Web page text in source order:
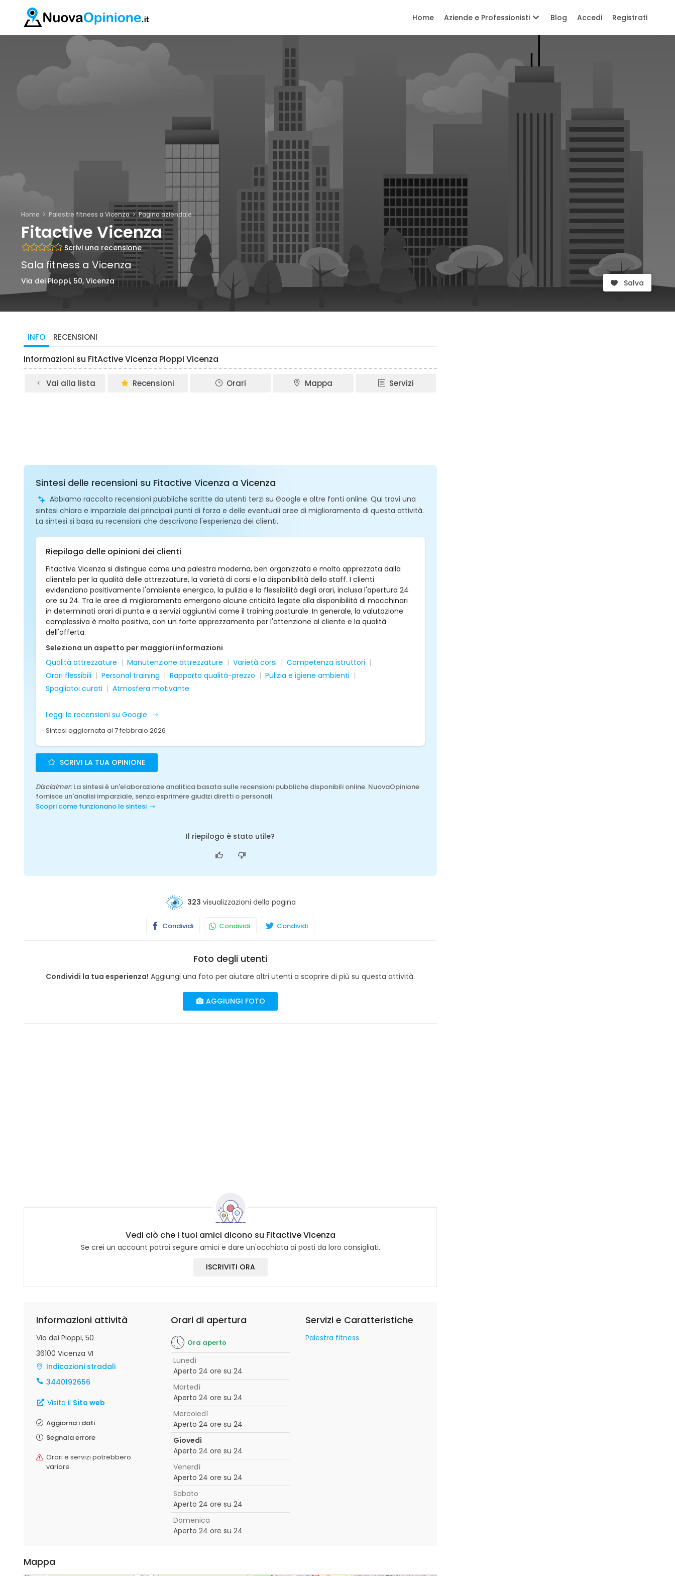
Home Aziende e Professionisti Blog Accedi Registrati
Home Palestre fitness a Vicenza Pagina aziendale
Fitactive Vicenza
Scrivi una recensione
Sala fitness a Vicenza
Via dei Pioppi, 50, Vicenza Salva
INFO RECENSIONI
Informazioni su FitActive Vicenza Pioppi Vicenza
Vai alla lista Recensioni Orari Mappa Servizi
Sintesi delle recensioni su Fitactive Vicenza a Vicenza
Abbiamo raccolto recensioni pubbliche scritte da utenti terzi su Google e altre fonti online. Qui trovi una
sintesi chiara e imparziale dei principali punti di forza e delle eventuali aree di miglioramento di questa attività.
La sintesi si basa su recensioni che descrivono l'esperienza dei clienti.
Riepilogo delle opinioni dei clienti
Fitactive Vicenza si distingue come una palestra moderna, ben organizzata e molto apprezzata dalla
clientela per la qualità delle attrezzature, la varietà di corsi e la disponibilità dello staff. I clienti
evidenziano positivamente l'ambiente energico, la pulizia e la flessibilità degli orari, inclusa l'apertura 24
ore su 24. Tra le aree di miglioramento emergono alcune criticità legate alla disponibilità di macchinari
in determinati orari di punta e a servizi aggiuntivi come il training posturale. In generale, la valutazione
complessiva è molto positiva, con un forte apprezzamento per l'attenzione al cliente e la qualità
dell'offerta.
Seleziona un aspetto per maggiori informazioni
Qualità attrezzature
Manutenzione attrezzature Varietà corsi
Competenza istruttori
Orari flessibili
Personal training Rapporto qualità-prezzo
Pulizia e igiene ambienti
Spogliatoi curati
Atmosfera motivante
Leggi le recensioni su Google
Sintesi aggiornata al 7 febbraio 2026
SCRIVI LA TUA OPINIONE
Disclaimer:La sintesi è un'elaborazione analitica basata sulle recensioni pubbliche disponibili online. NuovaOpinione
fornisce un'analisi imparziale, senza esprimere giudizi diretti o personali.
Scopri come funzionano le sintesi
Il riepilogo è stato utile?
323 visualizzazioni della pagina
Condividi Condividi Condividi
Foto degli utenti
Condividi la tua esperienza! Aggiungi una foto per aiutare altri utenti a scoprire di più su questa attività.
AGGIUNGI FOTO
Vedi ciò che i tuoi amici dicono su Fitactive Vicenza
Se crei un account potrai seguire amici e dare un'occhiata ai posti da loro consigliati.
ISCRIVITI ORA
Informazioni attività
Via dei Pioppi, 50
36100 Vicenza VI
Indicazioni stradali
3440192656
Visita il Sito web
Aggiorna i dati
Segnala errore
Orari e servizi potrebbero
variare
Orari di apertura
Ora aperto
Lunedì
Aperto 24 ore su 24
Martedì
Aperto 24 ore su 24
Mercoledì
Aperto 24 ore su 24
Giovedì
Aperto 24 ore su 24
Venerdì
Aperto 24 ore su 24
Sabato
Aperto 24 ore su 24
Domenica
Aperto 24 ore su 24
Servizi e Caratteristiche
Palestra fitness
Mappa